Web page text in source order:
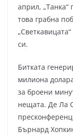
април, „Танка“
това грабна
си.
Битката
милиона
за броени
нещата. Де Ла
Бърнард